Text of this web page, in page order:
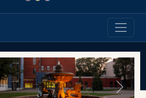
Next